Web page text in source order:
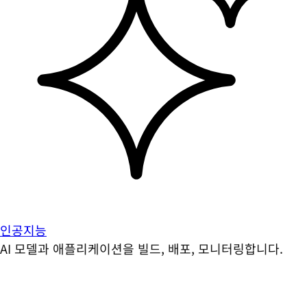
인공지능
AI 모델과 애플리케이션을 빌드, 배포, 모니터링합니다.